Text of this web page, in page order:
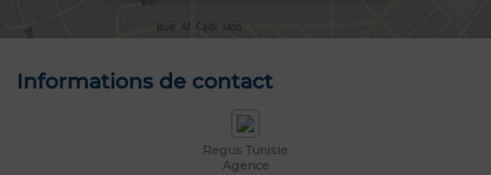
Informations de contact
Regus Tunisie
Agence